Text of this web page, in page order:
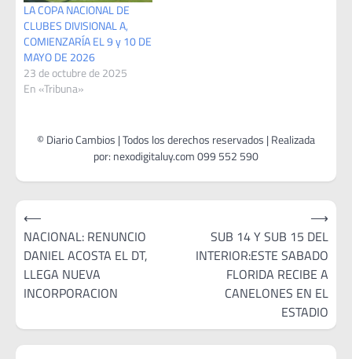
LA COPA NACIONAL DE
CLUBES DIVISIONAL A,
COMIENZARÍA EL 9 y 10 DE
MAYO DE 2026
23 de octubre de 2025
En «Tribuna»
Navegación
de
entradas
⟵
NACIONAL: RENUNCIO
DANIEL ACOSTA EL DT,
LLEGA NUEVA
INCORPORACION
SUB 14 Y SUB 15 DEL
INTERIOR:ESTE SABADO
FLORIDA RECIBE A
CANELONES EN EL
ESTADIO
⟶